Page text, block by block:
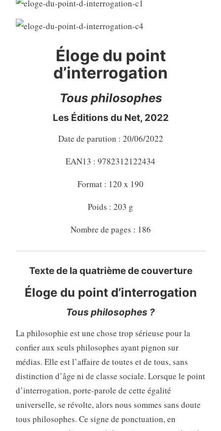
Éloge du point
d’interrogation
Tous philosophes
Les Éditions du Net, 2022
Date de parution : 20/06/2022
EAN13 : 9782312122434
Format : 120 x 190
Poids : 203 g
Nombre de pages : 186
Texte de la quatrième de couverture
Éloge du point d’interrogation
Tous philosophes ?
La philosophie est une chose trop sérieuse pour la
confier aux seuls philosophes ayant pignon sur
médias. Elle est l’affaire de toutes et de tous, sans
distinction d’âge ni de classe sociale. Lorsque le point
d’interrogation, porte-parole de cette égalité
universelle, se révolte, alors nous sommes sans doute
tous philosophes. Ce signe de ponctuation, en